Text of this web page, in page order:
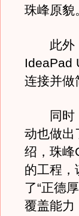
珠峰原貌
此外，
IdeaPad
连接并做
同时，
动也做出
绍，珠峰
的工程，
了“正德
覆盖能力